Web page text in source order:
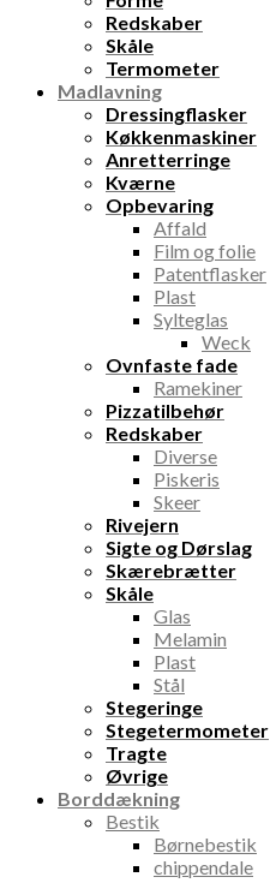
Redskaber
Skåle
Termometer
Madlavning
Dressingflasker
Køkkenmaskiner
Anretterringe
Kværne
Opbevaring
Affald
Film og folie
Patentflasker
Plast
Sylteglas
Weck
Ovnfaste fade
Ramekiner
Pizzatilbehør
Redskaber
Diverse
Piskeris
Skeer
Rivejern
Sigte og Dørslag
Skærebrætter
Skåle
Glas
Melamin
Plast
Stål
Stegeringe
Stegetermometer
Tragte
Øvrige
Borddækning
Bestik
Børnebestik
chippendale